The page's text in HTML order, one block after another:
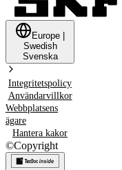
Europe
Swedish
Svenska
Integritetspolicy
Användarvillkor
Webbplatsens
ägare
Hantera kakor
©Copyright